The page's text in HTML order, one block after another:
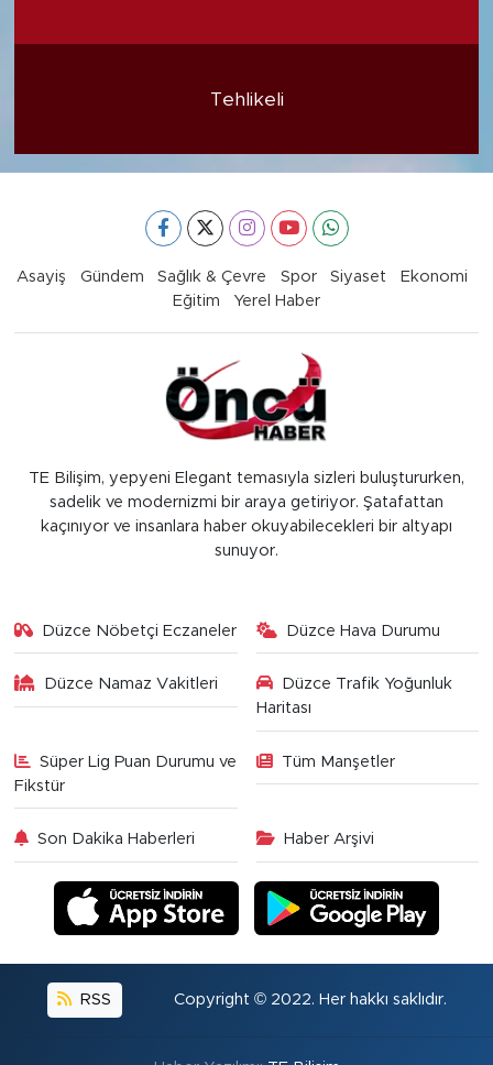
Tehlikeli
Asayiş Gündem Sağlık & Çevre Spor Siyaset
Ekonomi
Eğitim
Yerel Haber
TE Bilişim, yepyeni Elegant temasıyla sizleri buluştururken,
sadelik ve modernizmi bir araya getiriyor. Şatafattan
kaçınıyor ve insanlara haber okuyabilecekleri bir altyapı
sunuyor.
Düzce Nöbetçi Eczaneler Düzce Hava Durumu
Düzce Namaz Vakitleri
Düzce Trafik Yoğunluk
Haritası
Süper Lig Puan Durumu ve
Fikstür
Tüm Manşetler
Son Dakika Haberleri Haber Arşivi
RSS Copyright © 2022. Her hakkı saklıdır.